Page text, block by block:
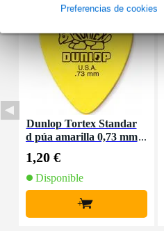
Preferencias de cookies
Dunlop Tortex Standar
d púa amarilla 0,73 mm
1,20 €
Disponible
+